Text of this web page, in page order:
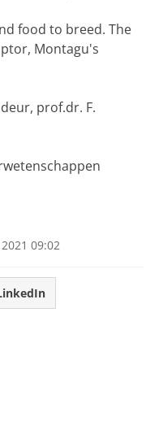
food to breed. The
Montagu's
prof.dr. F.
09:02